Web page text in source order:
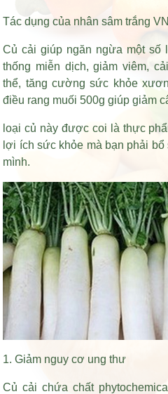
Tác dụng của nhân sâm trắng VN
Củ cải giúp ngăn ngừa một số
thống miễn dịch, giảm viêm,
thể, tăng cường sức khỏe
điều rang muối 500g giúp giảm
loại củ này được coi là thực
lợi ích sức khỏe mà bạn phải
mình.
1. Giảm nguy cơ ung thư
Củ cải chứa chất